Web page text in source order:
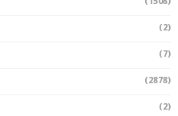
(2)
(7)
(2878)
(2)